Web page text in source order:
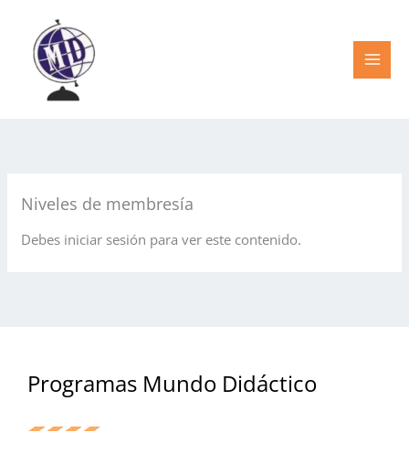
contenido
Niveles de membresía
Debes iniciar sesión para ver este contenido.
Programas Mundo Didáctico